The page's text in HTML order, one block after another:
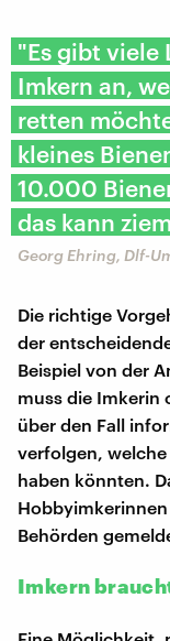
"Es gibt viele
Imkern an,
retten
kleines
10.000
das kann
Georg Ehring, Dlf-
Die richtige
der
Beispiel von der
muss die Imkerin
über den Fall
verfolgen,
haben könnten.
Behörden
Imkern